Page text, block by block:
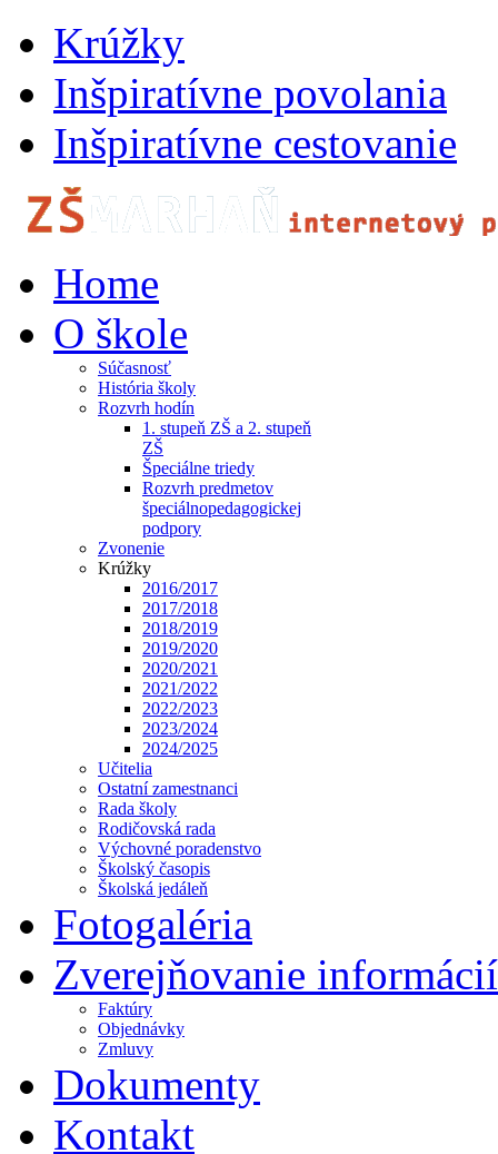
Krúžky
Inšpiratívne povolania
Inšpiratívne cestovanie
Home
O škole
Súčasnosť
História školy
Rozvrh hodín
1. stupeň ZŠ a 2. stupeň
ZŠ
Špeciálne triedy
Rozvrh predmetov
špeciálnopedagogickej
podpory
Zvonenie
Krúžky
2016/2017
2017/2018
2018/2019
2019/2020
2020/2021
2021/2022
2022/2023
2023/2024
2024/2025
Učitelia
Ostatní zamestnanci
Rada školy
Rodičovská rada
Výchovné poradenstvo
Školský časopis
Školská jedáleň
Fotogaléria
Zverejňovanie informácií
Faktúry
Objednávky
Zmluvy
Dokumenty
Kontakt